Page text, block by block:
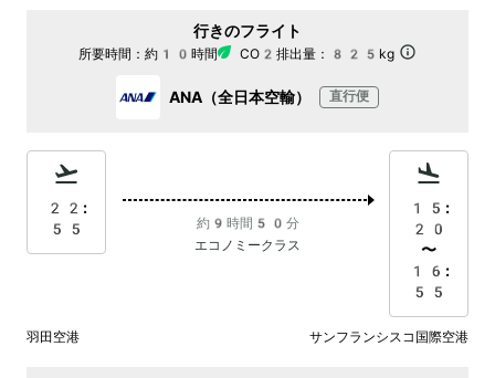
行きのフライト
所要時間： 約10時間 CO2排出量： 825kg
ANA（全日本空輸） 直行便
22:
55
約9時間50分
エコノミークラス
15:
20
〜
16:
55
羽田空港 サンフランシスコ国際空港